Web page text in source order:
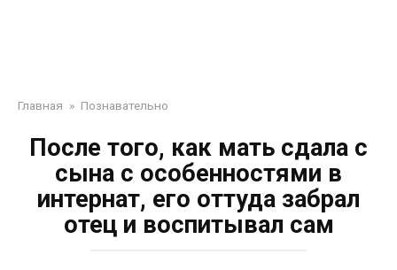
Главная » Познавательно
После того, как мать сдала с
сына с особенностями в
интернат, его оттуда забрал
отец и воспитывал сам